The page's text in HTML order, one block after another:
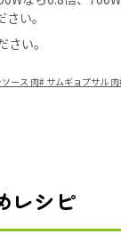
い。
さい。
ソース 肉# サムギョプサル 肉
レシピ